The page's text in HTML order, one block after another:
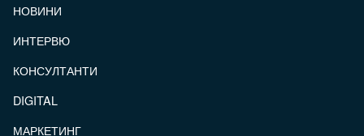
НОВИНИ
ИНТЕРВЮ
КОНСУЛТАНТИ
DIGITAL
МАРКЕТИНГ